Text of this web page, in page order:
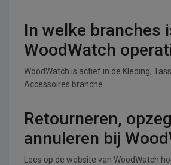
In welke branches
WoodWatch
WoodWatch is actief in de Kleding,
Accessoires branche.
Retourneren,
annuleren bij
Lees op de website van WoodWatch